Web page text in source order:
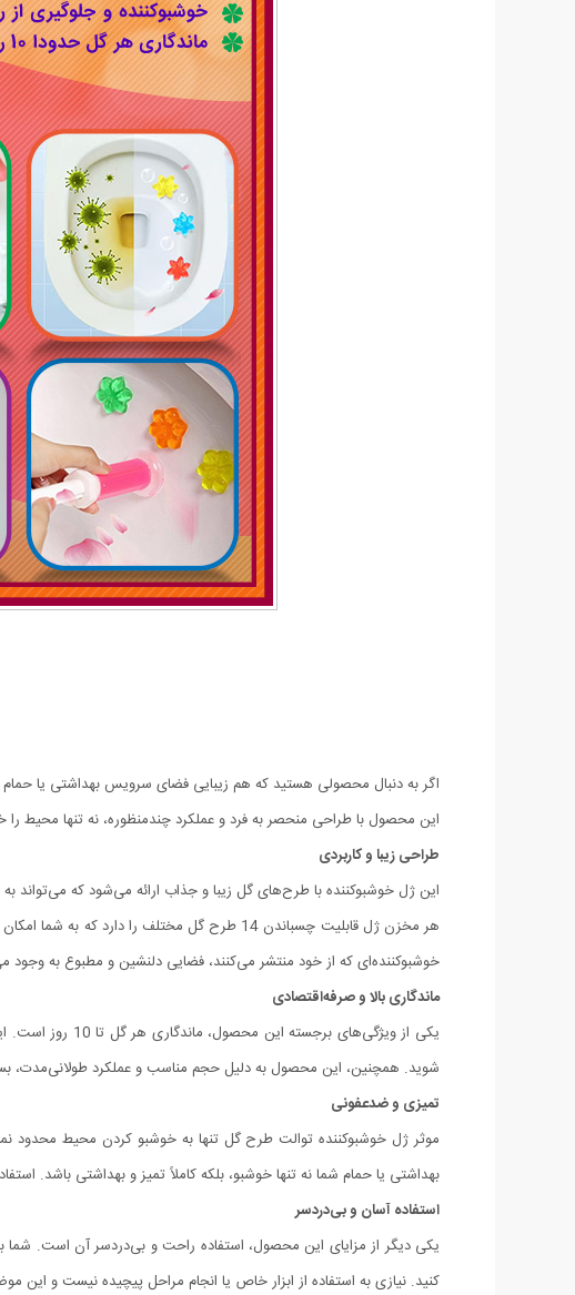
اگر به دنبال محصولی هستید که هم زیبایی فضای سرویس بهداشتی یا
این محصول با طراحی منحصر به فرد و عملکرد چندمنظوره، نه تنها محیط
طراحی زیبا و کاربردی
این ژل خوشبوکننده با طرح‌های گل زیبا و جذاب ارائه می‌شود که می‌تواند
هر مخزن ژل قابلیت چسباندن 14 طرح گل مختلف
خوشبوکننده‌ای که از خود منتشر می‌کنند، فضایی دلنشین و مطبوع به وجود
ماندگاری بالا و صرفه‌اقتصادی
یکی از
شوید. همچنین، این محصول به دلیل حجم مناسب و عملکرد طولانی‌مدت،
تمیزی و ضدعفونی
موثر ژل خوشبوکننده توالت طرح گل تنها به خوشبو کردن محیط محدود
بهداشتی یا حمام شما نه تنها خوشبو، بلکه کاملاً تمیز و بهداشتی باشد.
استفاده آسان و بی‌دردسر
یکی دیگر از مزایای این محصول، استفاده راحت و بی‌دردسر آن است.
کنید. نیازی به استفاده از ابزار خاص یا انجام مراحل پیچیده نیست و